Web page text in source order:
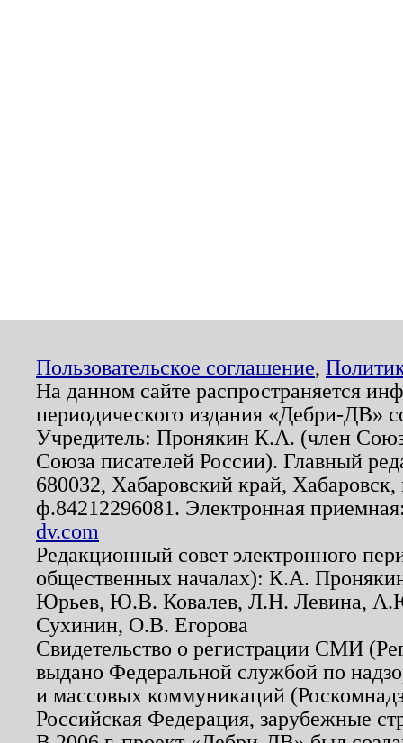
Пользовательское соглашение,
На данном сайте распространяется
периодического издания «Дебри-ДВ»
Учредитель: Пронякин К.А. (член
Союза писателей России). Главный
680032, Хабаровский край,
ф.84212296081. Электронная
dv.com
Редакционный совет электронного
общественных началах): К.А.
Юрьев, Ю.В. Ковалев, Л.Н. Левина,
Сухинин, О.В. Егорова
Свидетельство о регистрации СМИ
выдано Федеральной службой по
и массовых коммуникаций
Российская Федерация, зарубежные